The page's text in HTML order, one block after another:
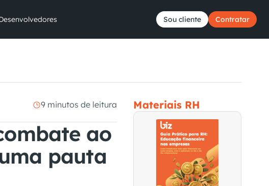
Sou cliente Contratar
9 minutos de leitura
ao
pauta
Materiais RH